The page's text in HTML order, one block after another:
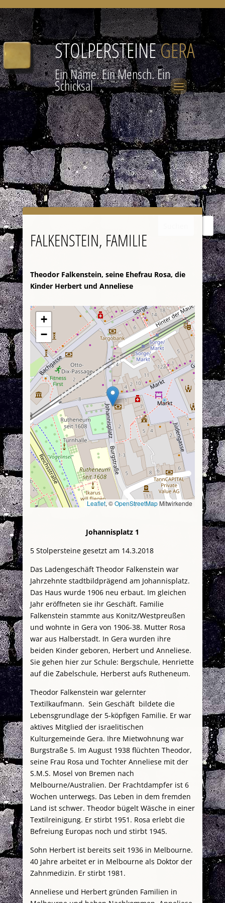
STOLPERSTEINEGERA
Ein Name. Ein Mensch. Ein
Schicksal
FALKENSTEIN, FAMILIE
Theodor Falkenstein, seine Ehefrau Rosa, die
Kinder Herbert und Anneliese
+
−
Leaflet, ©OpenStreetMap Mitwirkende
Johannisplatz 1
5 Stolpersteine gesetzt am 14.3.2018
Das Ladengeschäft Theodor Falkenstein war
Jahrzehnte stadtbildprägend am Johannisplatz.
Das Haus wurde 1906 neu erbaut. Im gleichen
Jahr eröffneten sie ihr Geschäft. Familie
Falkenstein stammte aus Konitz/Westpreußen
und wohnte in Gera von 1906-38. Mutter Rosa
war aus Halberstadt. In Gera wurden ihre
beiden Kinder geboren, Herbert und Anneliese.
Sie gehen hier zur Schule: Bergschule, Henriette
auf die Zabelschule, Herberst aufs Rutheneum.
Theodor Falkenstein war gelernter
Textilkaufmann. Sein Geschäft bildete die
Lebensgrundlage der 5-köpfigen Familie. Er war
aktives Mitglied der israelitischen
Kulturgemeinde Gera. Ihre Mietwohnung war
Burgstraße 5. Im August 1938 flüchten Theodor,
seine Frau Rosa und Tochter Anneliese mit der
S.M.S. Mosel von Bremen nach
Melbourne/Australien. Der Frachtdampfer ist 6
Wochen unterwegs. Das Leben in dem fremden
Land ist schwer. Theodor bügelt Wäsche in einer
Textilreinigung. Er stirbt 1951. Rosa erlebt die
Befreiung Europas noch und stirbt 1945.
Sohn Herbert ist bereits seit 1936 in Melbourne.
40 Jahre arbeitet er in Melbourne als Doktor der
Zahnmedizin. Er stirbt 1981.
Anneliese und Herbert gründen Familien in